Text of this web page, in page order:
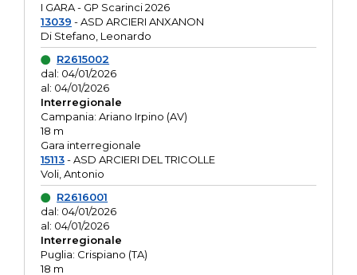
I GARA - GP Scarinci 2026
13039 - ASD ARCIERI ANXANON
Di Stefano, Leonardo
R2615002
dal: 04/01/2026
al: 04/01/2026
Interregionale
Campania: Ariano Irpino (AV)
18 m
Gara interregionale
15113- ASD ARCIERI DEL TRICOLLE
Voli, Antonio
R2616001
dal: 04/01/2026
al: 04/01/2026
Interregionale
Puglia: Crispiano (TA)
18 m